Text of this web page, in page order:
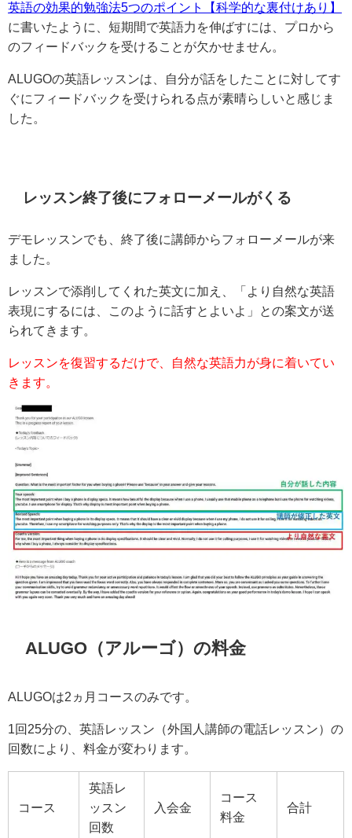
英語の効果的勉強法5つのポイント【科学的な裏付けあり】
に書いたように、短期間で英語力を伸ばすには、プロから
のフィードバックを受けることが欠かせません。
ALUGOの英語レッスンは、自分が話をしたことに対してす
ぐにフィードバックを受けられる点が素晴らしいと感じま
した。
レッスン終了後にフォローメールがくる
デモレッスンでも、終了後に講師からフォローメールが来
ました。
レッスンで添削してくれた英文に加え、「より自然な英語
表現にするには、このように話すとよいよ」との案文が送
られてきます。
レッスンを復習するだけで、自然な英語力が身に着いてい
きます。
ALUGO（アルーゴ）の料金
ALUGOは2ヵ月コースのみです。
1回25分の、英語レッスン（外国人講師の電話レッスン）の
回数により、料金が変わります。
コース
英語レ
ッスン
回数
入会金
コース
料金
合計